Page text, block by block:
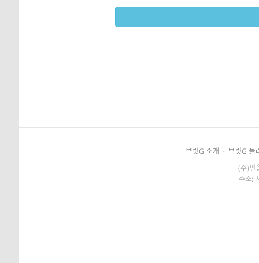
브릿G 소개 · 브릿G 둘
(주)민
주소: